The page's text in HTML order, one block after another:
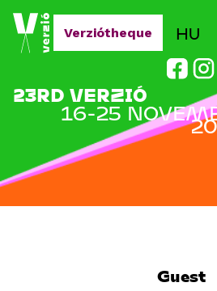
Jump to
HU
23RD VERZIÓ
16-25
Verziótheque
Guest